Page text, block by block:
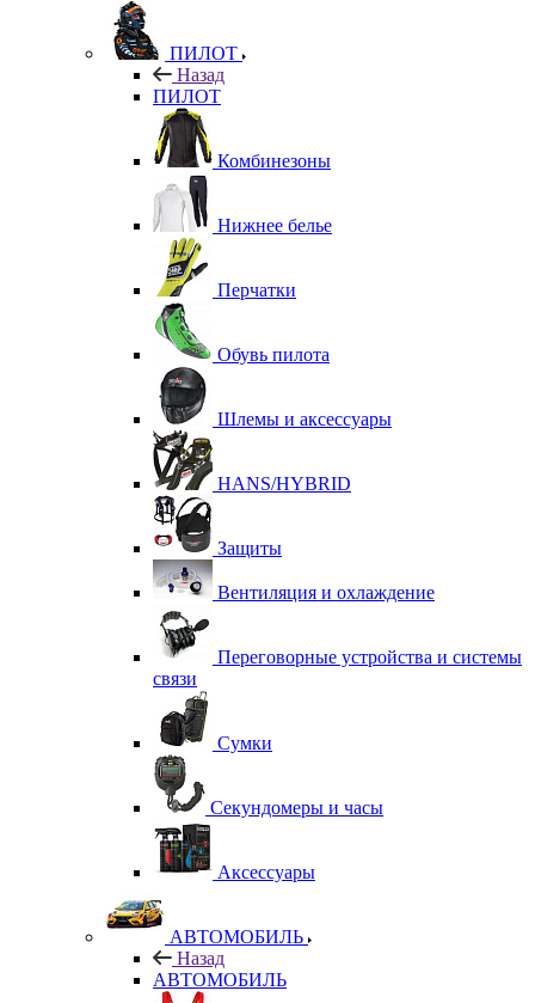
ПИЛОТ
Назад
ПИЛОТ
Комбинезоны
Нижнее белье
Перчатки
Обувь пилота
Шлемы и аксессуары
HANS/HYBRID
Защиты
Вентиляция и охлаждение
Переговорные устройства и системы
связи
Сумки
Секундомеры и часы
Аксессуары
АВТОМОБИЛЬ
Назад
АВТОМОБИЛЬ